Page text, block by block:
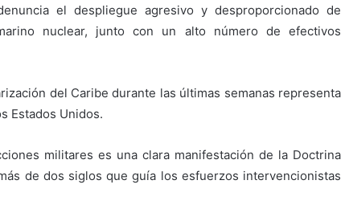
el despliegue agresivo y desproporcionado de
nuclear, junto con un alto número de efectivos
del Caribe durante las últimas semanas representa
Estados Unidos.
militares es una clara manifestación de la Doctrina
de dos siglos que guía los esfuerzos intervencionistas